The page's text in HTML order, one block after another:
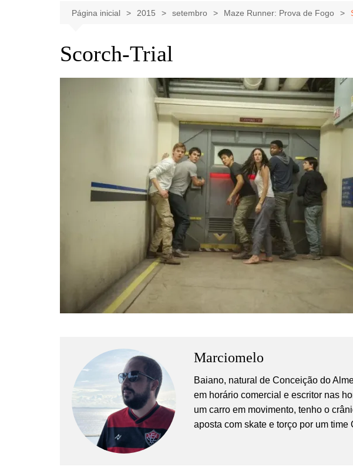
Celebridades
Música
Clássicos
Livros
Game Review
Página inicial 2015 setembro Maze Runner: Prova de Fogo
Scorch-Trial
Marciomelo
Baiano, natural de Conceição do
em horário comercial e escritor nas
um carro em movimento, tenho o
aposta com skate e torço por um time